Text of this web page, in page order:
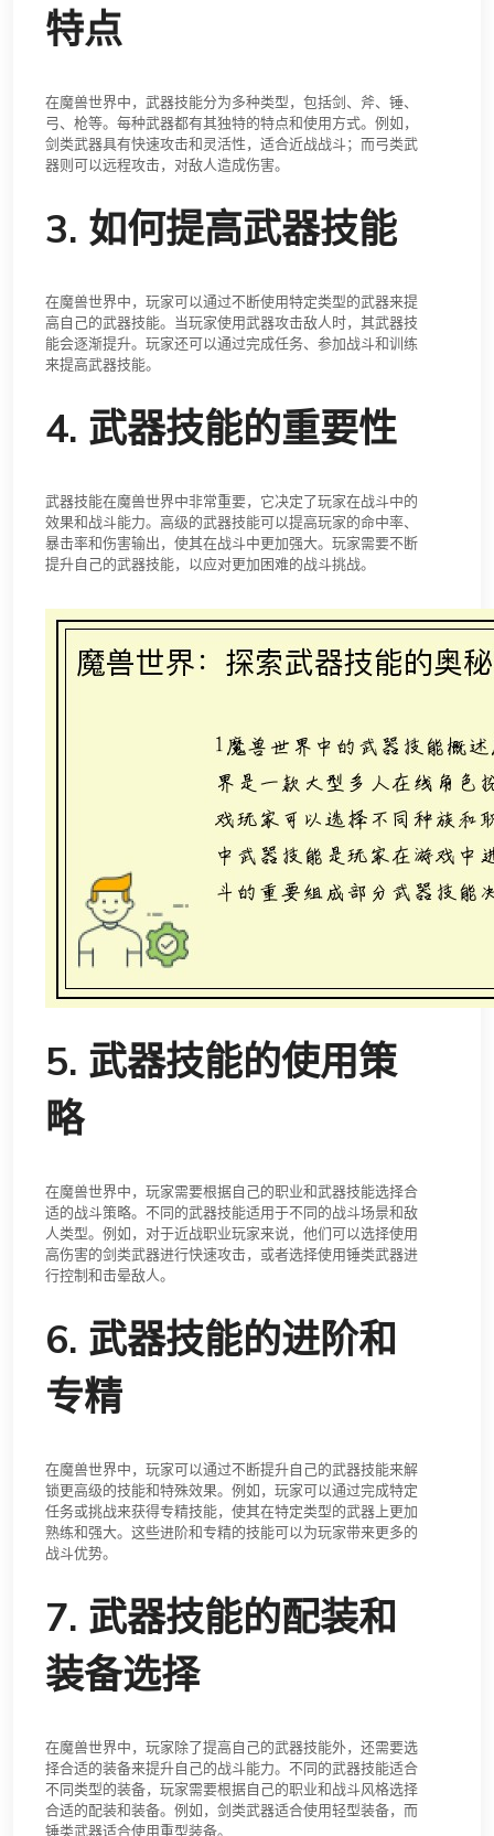
特点
在魔兽世界中，武器技能分为多种类型，包括剑、斧、锤、
弓、枪等。每种武器都有其独特的特点和使用方式。例如，
剑类武器具有快速攻击和灵活性，适合近战战斗；而弓类武
器则可以远程攻击，对敌人造成伤害。
3. 如何提高武器技能
在魔兽世界中，玩家可以通过不断使用特定类型的武器来提
高自己的武器技能。当玩家使用武器攻击敌人时，其武器技
能会逐渐提升。玩家还可以通过完成任务、参加战斗和训练
来提高武器技能。
4. 武器技能的重要性
武器技能在魔兽世界中非常重要，它决定了玩家在战斗中的
效果和战斗能力。高级的武器技能可以提高玩家的命中率、
暴击率和伤害输出，使其在战斗中更加强大。玩家需要不断
提升自己的武器技能，以应对更加困难的战斗挑战。
5. 武器技能的使用策
略
在魔兽世界中，玩家需要根据自己的职业和武器技能选择合
适的战斗策略。不同的武器技能适用于不同的战斗场景和敌
人类型。例如，对于近战职业玩家来说，他们可以选择使用
高伤害的剑类武器进行快速攻击，或者选择使用锤类武器进
行控制和击晕敌人。
6. 武器技能的进阶和
专精
在魔兽世界中，玩家可以通过不断提升自己的武器技能来解
锁更高级的技能和特殊效果。例如，玩家可以通过完成特定
任务或挑战来获得专精技能，使其在特定类型的武器上更加
熟练和强大。这些进阶和专精的技能可以为玩家带来更多的
战斗优势。
7. 武器技能的配装和
装备选择
在魔兽世界中，玩家除了提高自己的武器技能外，还需要选
择合适的装备来提升自己的战斗能力。不同的武器技能适合
不同类型的装备，玩家需要根据自己的职业和战斗风格选择
合适的配装和装备。例如，剑类武器适合使用轻型装备，而
锤类武器适合使用重型装备。